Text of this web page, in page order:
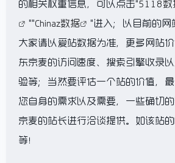
的相关权重信息，可以点击"5118数
""Chinaz数据
"进入；以目前的网
大家请以爱站数据为准，更多网站
东京麦的访问速度、搜索引擎收录
验等；当然要评估一个站的价值，
您自身的需求以及需要，一些确切
京麦的站长进行洽谈提供。如该站的
等！